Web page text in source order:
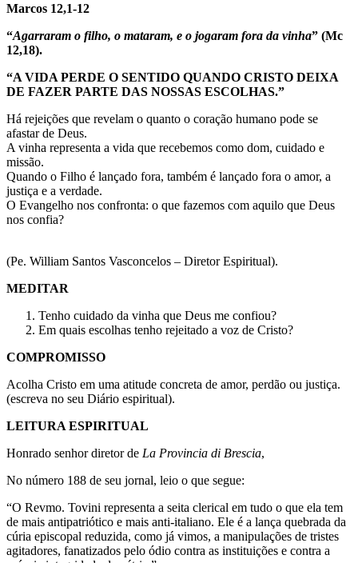
Marcos 12,1-12
“Agarraram o filho, o mataram, e o jogaram fora da vinha” (Mc
12,18).
“A VIDA PERDE O SENTIDO QUANDO CRISTO DEIXA
DE FAZER PARTE DAS NOSSAS ESCOLHAS.”
Há rejeições que revelam o quanto o coração humano pode se
afastar de Deus.
A vinha representa a vida que recebemos como dom, cuidado e
missão.
Quando o Filho é lançado fora, também é lançado fora o amor, a
justiça e a verdade.
O Evangelho nos confronta: o que fazemos com aquilo que Deus
nos confia?
(Pe. William Santos Vasconcelos – Diretor Espiritual).
MEDITAR
Tenho cuidado da vinha que Deus me confiou?
Em quais escolhas tenho rejeitado a voz de Cristo?
COMPROMISSO
Acolha Cristo em uma atitude concreta de amor, perdão ou justiça.
(escreva no seu Diário espiritual).
LEITURA ESPIRITUAL
Honrado senhor diretor de La Provincia di Brescia,
No número 188 de seu jornal, leio o que segue:
“O Revmo. Tovini representa a seita clerical em tudo o que ela tem
de mais antipatriótico e mais anti-italiano. Ele é a lança quebrada da
cúria episcopal reduzida, como já vimos, a manipulações de tristes
agitadores, fanatizados pelo ódio contra as instituições e contra a